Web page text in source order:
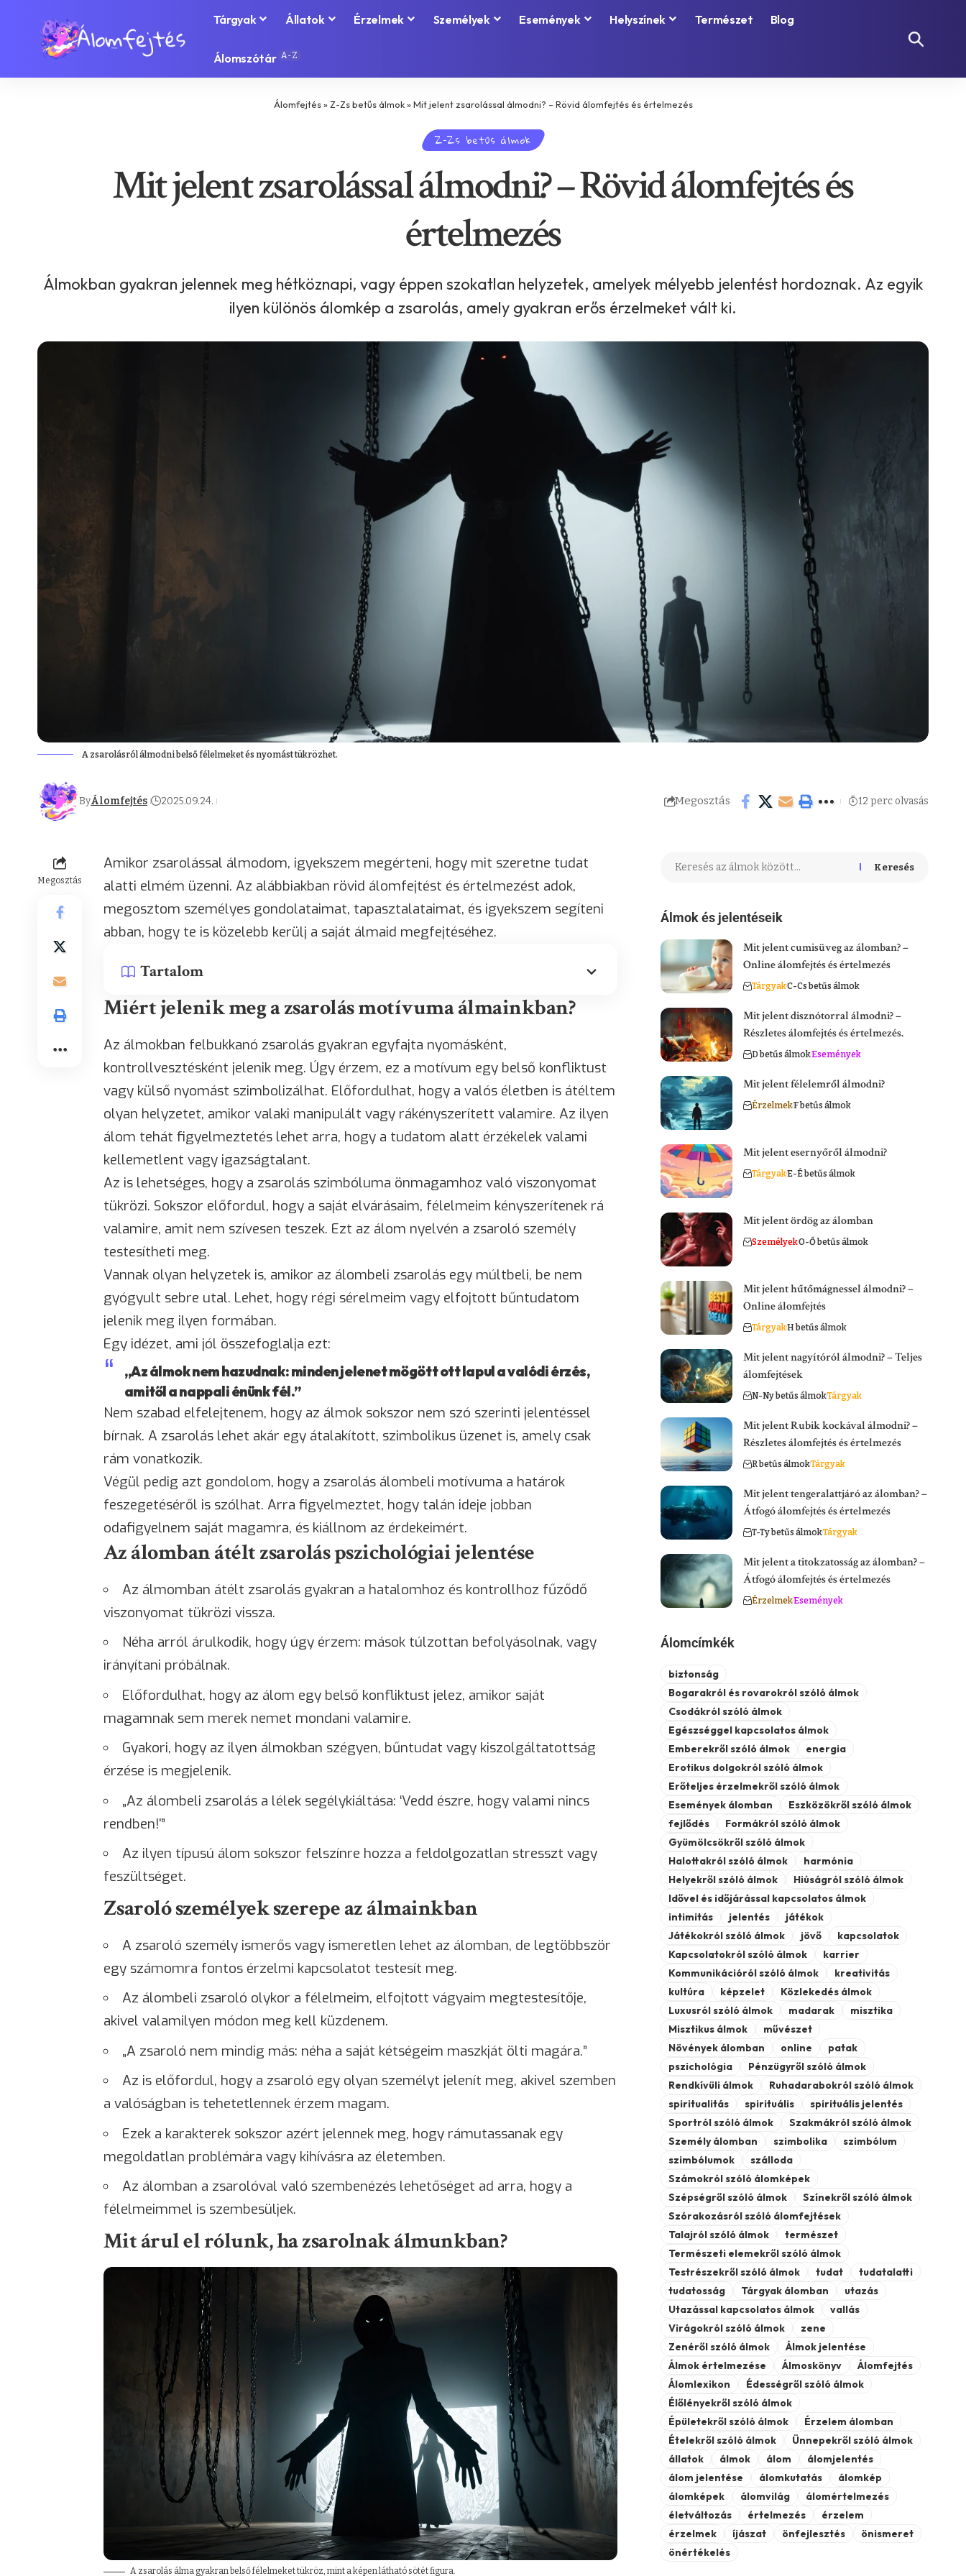
Tárgyak Állatok Érzelmek Személyek Események Helyszínek Természet Blog
Álomszótár A-Z
Álomfejtés» Z-Zs betűs álmok»Mit jelent zsarolással álmodni? – Rövid álomfejtés és értelmezés
Z-Zs betűs álmok
Mit jelent zsarolással álmodni? – Rövid álomfejtés és
értelmezés
Álmokban gyakran jelennek meg hétköznapi, vagy éppen szokatlan helyzetek, amelyek mélyebb jelentést hordoznak. Az egyik
ilyen különös álomkép a zsarolás, amely gyakran erős érzelmeket vált ki.
A zsarolásról álmodni belső félelmeket és nyomást tükrözhet.
ByÁlomfejtés 2025.09.24. Megosztás 12 perc olvasás
Megosztás
Amikor zsarolással álmodom, igyekszem megérteni, hogy mit szeretne tudat
alatti elmém üzenni. Az alábbiakban rövid álomfejtést és értelmezést adok,
megosztom személyes gondolataimat, tapasztalataimat, és igyekszem segíteni
abban, hogy te is közelebb kerülj a saját álmaid megfejtéséhez.
Tartalom
Miért jelenik meg a zsarolás motívuma álmainkban?
Az álmokban felbukkanó zsarolás gyakran egyfajta nyomásként,
kontrollvesztésként jelenik meg. Úgy érzem, ez a motívum egy belső konfliktust
vagy külső nyomást szimbolizálhat. Előfordulhat, hogy a valós életben is átéltem
olyan helyzetet, amikor valaki manipulált vagy rákényszerített valamire. Az ilyen
álom tehát figyelmeztetés lehet arra, hogy a tudatom alatt érzékelek valami
kellemetlent vagy igazságtalant.
Az is lehetséges, hogy a zsarolás szimbóluma önmagamhoz való viszonyomat
tükrözi. Sokszor előfordul, hogy a saját elvárásaim, félelmeim kényszerítenek rá
valamire, amit nem szívesen teszek. Ezt az álom nyelvén a zsaroló személy
testesítheti meg.
Vannak olyan helyzetek is, amikor az álombeli zsarolás egy múltbeli, be nem
gyógyult sebre utal. Lehet, hogy régi sérelmeim vagy elfojtott bűntudatom
jelenik meg ilyen formában.
Egy idézet, ami jól összefoglalja ezt:
„Az álmok nem hazudnak: minden jelenet mögött ott lapul a valódi érzés,
amitől a nappali énünk fél.”
Nem szabad elfelejtenem, hogy az álmok sokszor nem szó szerinti jelentéssel
bírnak. A zsarolás lehet akár egy átalakított, szimbolikus üzenet is, amely csak
rám vonatkozik.
Végül pedig azt gondolom, hogy a zsarolás álombeli motívuma a határok
feszegetéséről is szólhat. Arra figyelmeztet, hogy talán ideje jobban
odafigyelnem saját magamra, és kiállnom az érdekeimért.
Az álomban átélt zsarolás pszichológiai jelentése
Az álmomban átélt zsarolás gyakran a hatalomhoz és kontrollhoz fűződő
viszonyomat tükrözi vissza.
Néha arról árulkodik, hogy úgy érzem: mások túlzottan befolyásolnak, vagy
irányítani próbálnak.
Előfordulhat, hogy az álom egy belső konfliktust jelez, amikor saját
magamnak sem merek nemet mondani valamire.
Gyakori, hogy az ilyen álmokban szégyen, bűntudat vagy kiszolgáltatottság
érzése is megjelenik.
„Az álombeli zsarolás a lélek segélykiáltása: ‘Vedd észre, hogy valami nincs
rendben!'”
Az ilyen típusú álom sokszor felszínre hozza a feldolgozatlan stresszt vagy
feszültséget.
Zsaroló személyek szerepe az álmainkban
A zsaroló személy ismerős vagy ismeretlen lehet az álomban, de legtöbbször
egy számomra fontos érzelmi kapcsolatot testesít meg.
Az álombeli zsaroló olykor a félelmeim, elfojtott vágyaim megtestesítője,
akivel valamilyen módon meg kell küzdenem.
„A zsaroló nem mindig más: néha a saját kétségeim maszkját ölti magára.”
Az is előfordul, hogy a zsaroló egy olyan személyt jelenít meg, akivel szemben
a valóságban is tehetetlennek érzem magam.
Ezek a karakterek sokszor azért jelennek meg, hogy rámutassanak egy
megoldatlan problémára vagy kihívásra az életemben.
Az álomban a zsarolóval való szembenézés lehetőséget ad arra, hogy a
félelmeimmel is szembesüljek.
Mit árul el rólunk, ha zsarolnak álmunkban?
A zsarolás álma gyakran belső félelmeket tükröz, mint a képen látható sötét figura.
Keresés
Álmok és jelentéseik
Mit jelent cumisüveg az álomban? –
Online álomfejtés és értelmezés
TárgyakC-Cs betűs álmok
Mit jelent disznótorral álmodni? –
Részletes álomfejtés és értelmezés.
D betűs álmokEsemények
Mit jelent félelemről álmodni?
ÉrzelmekF betűs álmok
Mit jelent esernyőről álmodni?
TárgyakE-É betűs álmok
Mit jelent ördög az álomban
SzemélyekO-Ő betűs álmok
Mit jelent hűtőmágnessel álmodni? –
Online álomfejtés
TárgyakH betűs álmok
Mit jelent nagyítóról álmodni? – Teljes
álomfejtések
N-Ny betűs álmokTárgyak
Mit jelent Rubik kockával álmodni? –
Részletes álomfejtés és értelmezés
R betűs álmokTárgyak
Mit jelent tengeralattjáró az álomban? –
Átfogó álomfejtés és értelmezés
T-Ty betűs álmokTárgyak
Mit jelent a titokzatosság az álomban? –
Átfogó álomfejtés és értelmezés
ÉrzelmekEsemények
Álomcímkék
biztonság
Bogarakról és rovarokról szóló álmok
Csodákról szóló álmok
Egészséggel kapcsolatos álmok
Emberekről szóló álmok
energia
Erotikus dolgokról szóló álmok
Erőteljes érzelmekről szóló álmok
Események álomban
Eszközökről szóló álmok
fejlődés
Formákról szóló álmok
Gyümölcsökről szóló álmok
Halottakról szóló álmok
harmónia
Helyekről szóló álmok
Hiúságról szóló álmok
Idővel és időjárással kapcsolatos álmok
intimitás
jelentés
játékok
Játékokról szóló álmok
jövő
kapcsolatok
Kapcsolatokról szóló álmok
karrier
Kommunikációról szóló álmok
kreativitás
kultúra
képzelet
Közlekedés álmok
Luxusról szóló álmok
madarak
misztika
Misztikus álmok
művészet
Növények álomban
online
patak
pszichológia
Pénzügyről szóló álmok
Rendkívüli álmok
Ruhadarabokról szóló álmok
spiritualitás
spirituális
spirituális jelentés
Sportról szóló álmok
Szakmákról szóló álmok
Személy álomban
szimbolika
szimbólum
szimbólumok
szálloda
Számokról szóló álomképek
Szépségről szóló álmok
Színekről szóló álmok
Szórakozásról szóló álomfejtések
Talajról szóló álmok
természet
Természeti elemekről szóló álmok
Testrészekről szóló álmok
tudat
tudatalatti
tudatosság
Tárgyak álomban
utazás
Utazással kapcsolatos álmok
vallás
Virágokról szóló álmok
zene
Zenéről szóló álmok
Álmok jelentése
Álmok értelmezése
Álmoskönyv
Álomfejtés
Álomlexikon
Édességről szóló álmok
Élőlényekről szóló álmok
Épületekről szóló álmok
Érzelem álomban
Ételekről szóló álmok
Ünnepekről szóló álmok
állatok
álmok álom
álomjelentés
álom jelentése
álomkutatás
álomkép
álomképek
álomvilág
álomértelmezés
életváltozás
értelmezés
érzelem
érzelmek
íjászat önfejlesztés
önismeret
önértékelés